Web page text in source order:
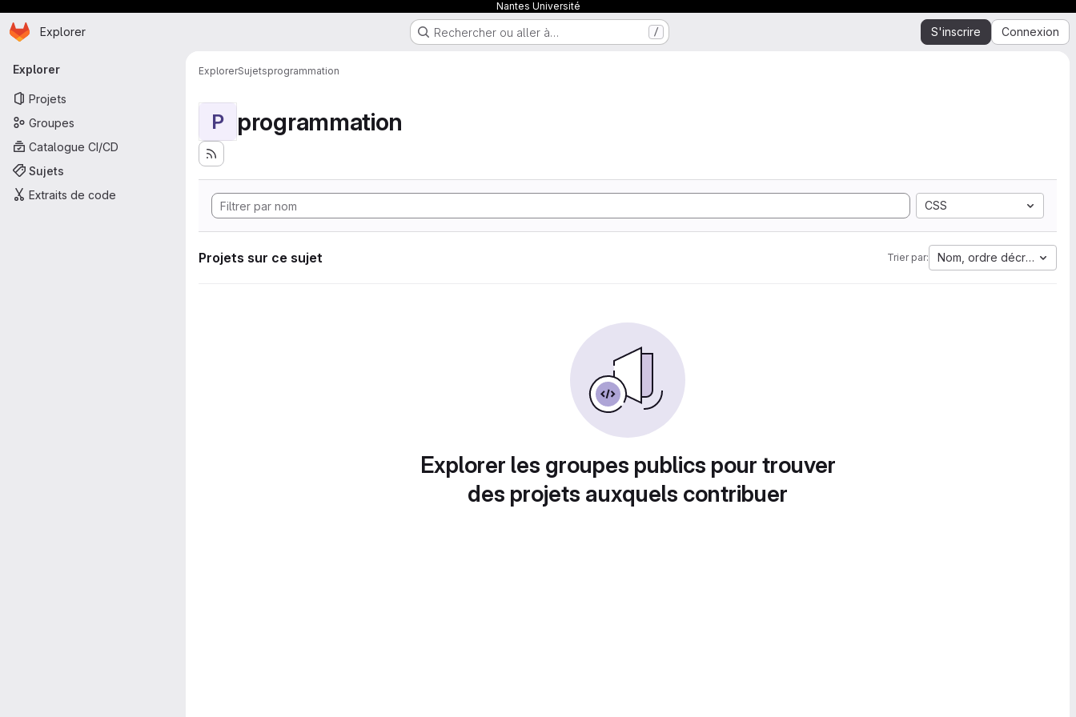
Nantes Université
Passer au contenu principal
Page d'accueil
Explorer Rechercher ou aller à… / S'inscrire Connexion
Navigation principale
Explorer
Projets
Groupes
Catalogue CI/CD
Sujets
Extraits de code
ExplorerSujetsprogrammation
P programmation
CSS
Projets sur ce sujet Trier par: Nom, ordre décroissant
Explorer les groupes publics pour trouver
des projets auxquels contribuer